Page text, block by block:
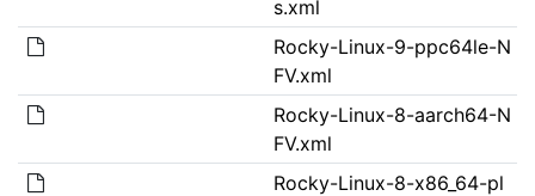
s.xml
Rocky-Linux-9-ppc64le-N
FV.xml
Rocky-Linux-8-aarch64-N
FV.xml
Rocky-Linux-8-x86_64-pl